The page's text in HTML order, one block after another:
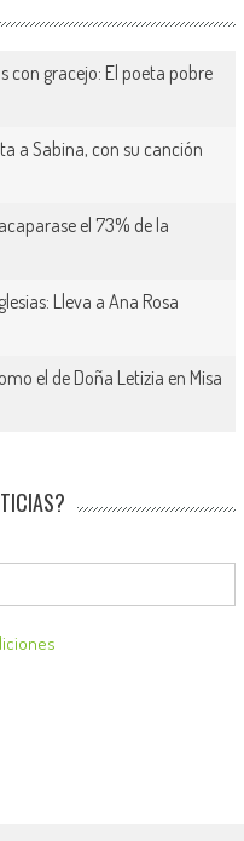
con gracejo: El poeta pobre
a Sabina, con su canción
el 73% de la
Lleva a Ana Rosa
el de Doña Letizia en Misa